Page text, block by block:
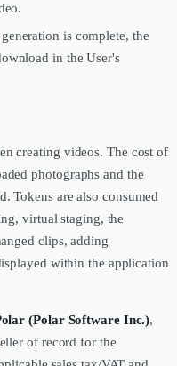
is complete, the
in the User's
creating videos. The cost of
photographs and the
Tokens are also consumed
virtual staging, the
clips, adding
within the application
(Polar Software Inc.),
of record for the